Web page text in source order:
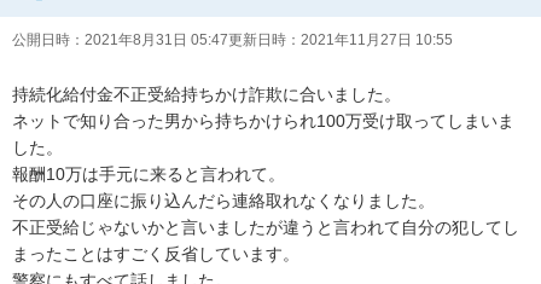
公開日時： 2021年8月31日 05:47更新日時： 2021年11月27日 10:55
持続化給付金不正受給持ちかけ詐欺に合いました。
ネットで知り合った男から持ちかけられ100万受け取ってしまいま
した。
報酬10万は手元に来ると言われて。
その人の口座に振り込んだら連絡取れなくなりました。
不正受給じゃないかと言いましたが違うと言われて自分の犯してし
まったことはすごく反省しています。